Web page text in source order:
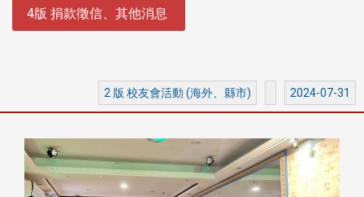
4版 捐款徵信、其他消息
2 版 校友會活動 (海外、縣市) 2024-07-31